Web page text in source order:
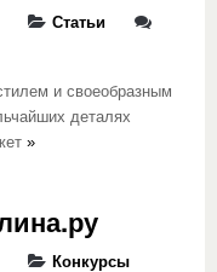
Статьи
и своеобразным
деталях
»
Конкурсы